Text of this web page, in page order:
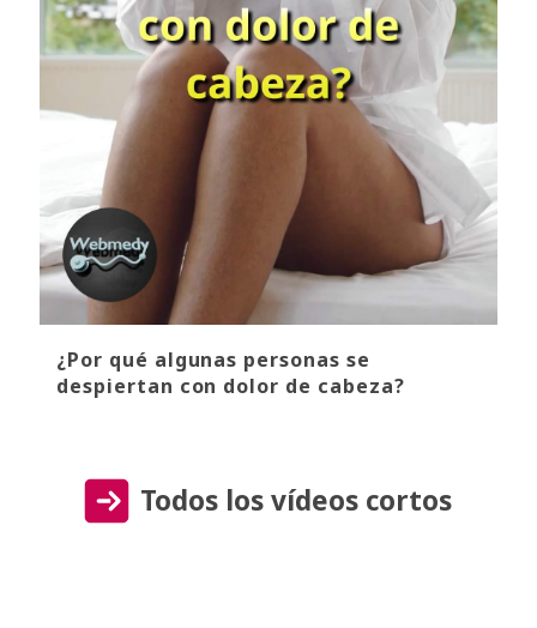
¿Por qué algunas personas se
despiertan con dolor de cabeza?
Todos los vídeos cortos